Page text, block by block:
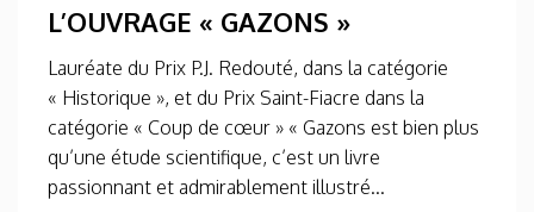
L’OUVRAGE « GAZONS »
Lauréate du Prix P.J. Redouté, dans la catégorie
« Historique », et du Prix Saint-Fiacre dans la
catégorie « Coup de cœur » « Gazons est bien plus
qu’une étude scientifique, c’est un livre
passionnant et admirablement illustré...